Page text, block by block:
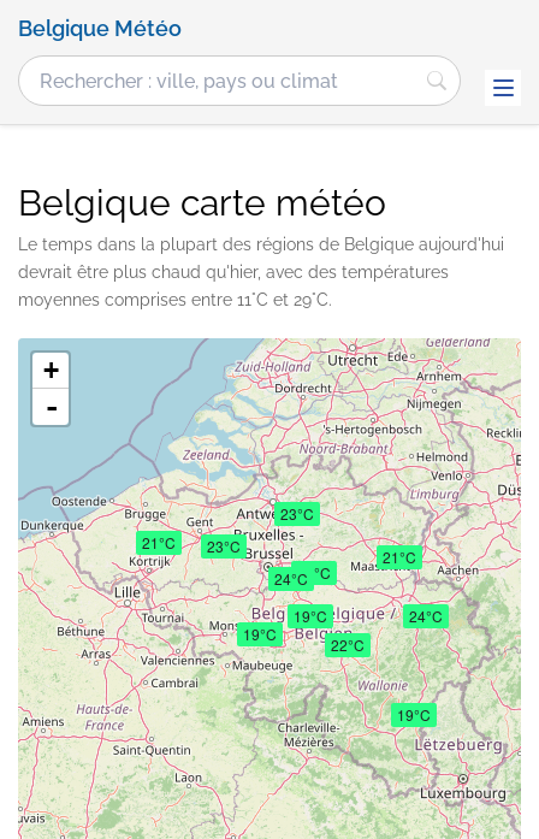
Belgique Météo
Belgique carte météo
Le temps dans la plupart des régions de Belgique aujourd'hui
devrait être plus chaud qu'hier, avec des températures
moyennes comprises entre 11°C et 29°C.
24°C
23°C
24°C
22°C
19°C
19°C
19°C
23°C
21°C
21°C
21°C
+
-